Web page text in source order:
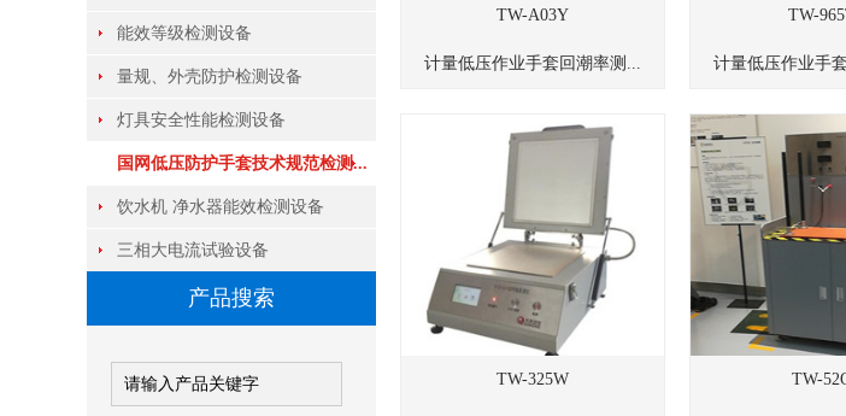
能效等级检测设备
量规、外壳防护检测设备
灯具安全性能检测设备
国网低压防护手套技术规范检测...
饮水机 净水器能效检测设备
三相大电流试验设备
产品搜索
TW-A03Y
计量低压作业手套回潮率测...
TW-
计量低压作业手
TW-325W TW-